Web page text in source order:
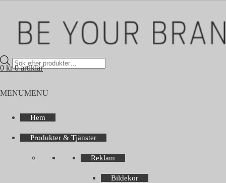
Products
search
0 kr 0 artiklar
MENUMENU
Hem
Produkter & Tjänster
Reklam
Bildekor